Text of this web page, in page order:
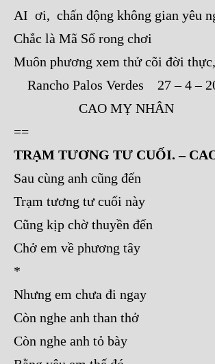
AI ơi, chấn động không gian yêu
Chắc là Mã Số rong chơi
Muôn phương xem thử cõi đời
Rancho Palos Verdes 27 – 4 –
CAO MỴ NHÂN
==
TRẠM TƯƠNG TƯ CUỐI. –
Sau cùng anh cũng đến
Trạm tương tư cuối này
Cũng kịp chờ thuyền đến
Chở em về phương tây
*
Nhưng em chưa đi ngay
Còn nghe anh than thở
Còn nghe anh tỏ bày